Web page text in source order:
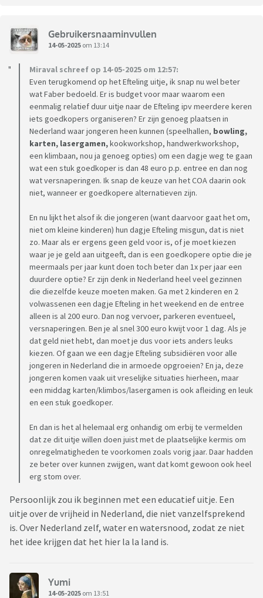
Gebruikersnaaminvullen
14-05-2025 om 13:14
Miraval schreef op 14-05-2025 om 12:57:
Even terugkomend op het Efteling uitje, ik snap nu wel beter
wat Faber bedoeld. Er is budget voor maar waarom een
eenmalig relatief duur uitje naar de Efteling ipv meerdere keren
iets goedkopers organiseren? Er zijn genoeg plaatsen in
Nederland waar jongeren heen kunnen (speelhallen, bowling,
karten, lasergamen,kookworkshop, handwerkworkshop,
een klimbaan, nou ja genoeg opties) om een dagje weg te gaan
wat een stuk goedkoper is dan 48 euro p.p. entree en dan nog
wat versnaperingen. Ik snap de keuze van het COA daarin ook
niet, wanneer er goedkopere alternatieven zijn.
En nu lijkt het alsof ik die jongeren (want daarvoor gaat het om,
niet om kleine kinderen) hun dagje Efteling misgun, dat is niet
zo. Maar als er ergens geen geld voor is, of je moet kiezen
waar je je geld aan uitgeeft, dan is een goedkopere optie die je
meermaals per jaar kunt doen toch beter dan 1x per jaar een
duurdere optie? Er zijn denk in Nederland heel veel gezinnen
die diezelfde keuze moeten maken. Ga met 2 kinderen en 2
volwassenen een dagje Efteling in het weekend en de entree
alleen is al 200 euro. Dan nog vervoer, parkeren eventueel,
versnaperingen. Ben je al snel 300 euro kwijt voor 1 dag. Als je
dat geld niet hebt, dan moet je dus voor iets anders leuks
kiezen. Of gaan we een dagje Efteling subsidiëren voor alle
jongeren in Nederland die in armoede opgroeien? En ja, deze
jongeren komen vaak uit vreselijke situaties hierheen, maar
een middag karten/klimbos/lasergamen is ook afleiding en leuk
en een stuk goedkoper.
En dan is het al helemaal erg onhandig om erbij te vermelden
dat ze dit uitje willen doen juist met de plaatselijke kermis om
onregelmatigheden te voorkomen zoals vorig jaar. Daar hadden
ze beter over kunnen zwijgen, want dat komt gewoon ook heel
erg stom over.
Persoonlijk zou ik beginnen met een educatief uitje. Een
uitje over de vrijheid in Nederland, die niet vanzelfsprekend
is. Over Nederland zelf, water en watersnood, zodat ze niet
het idee krijgen dat het hier la la land is.
Yumi
14-05-2025 om 13:51